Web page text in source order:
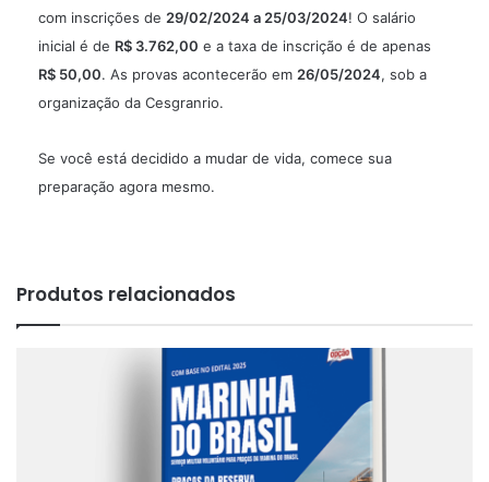
com inscrições de 29/02/2024 a 25/03/2024! O salário
inicial é de R$ 3.762,00 e a taxa de inscrição é de apenas
R$ 50,00. As provas acontecerão em 26/05/2024, sob a
organização da Cesgranrio.
Se você está decidido a mudar de vida, comece sua
preparação agora mesmo.
Produtos relacionados